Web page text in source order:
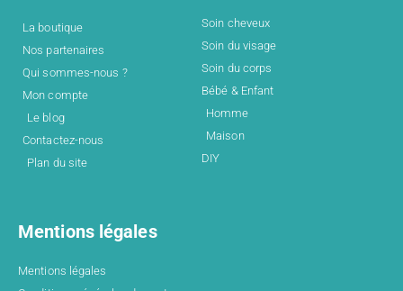
La boutique
Nos partenaires
Qui sommes-nous ?
Mon compte
Le blog
Contactez-nous
Plan du site
Soin cheveux
Soin du visage
Soin du corps
Bébé & Enfant
Homme
Maison
DIY
Mentions légales
Mentions légales